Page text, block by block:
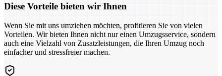
Diese Vorteile bieten wir Ihnen
Wenn Sie mit uns umziehen möchten, profitieren Sie von vielen
Vorteilen. Wir bieten Ihnen nicht nur einen Umzugsservice, sondern
auch eine Vielzahl von Zusatzleistungen, die Ihren Umzug noch
einfacher und stressfreier machen.